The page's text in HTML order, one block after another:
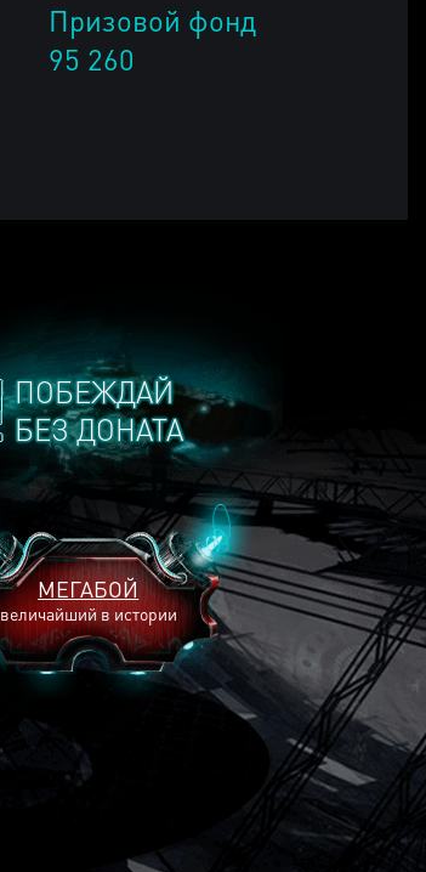
ПОБЕЖДАЙ
БЕЗ ДОНАТА
МЕГАБОЙ
величайший в истории
Призовой фонд
95 260